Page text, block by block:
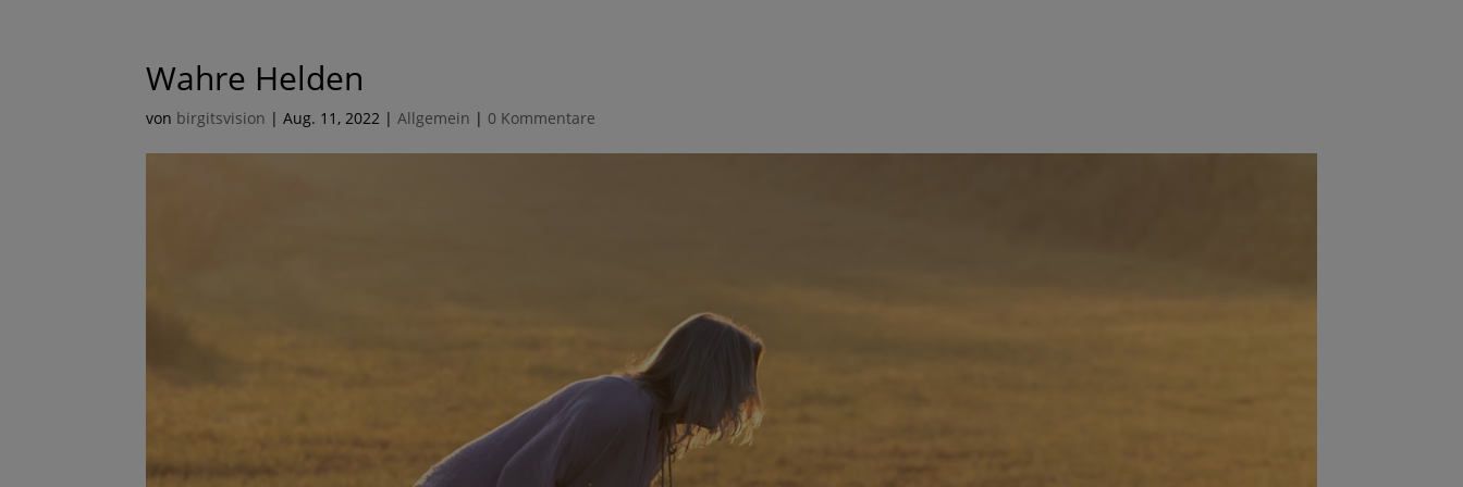
Wahre Helden
von birgitsvision |Aug. 11, 2022 |Allgemein | 0 Kommentare